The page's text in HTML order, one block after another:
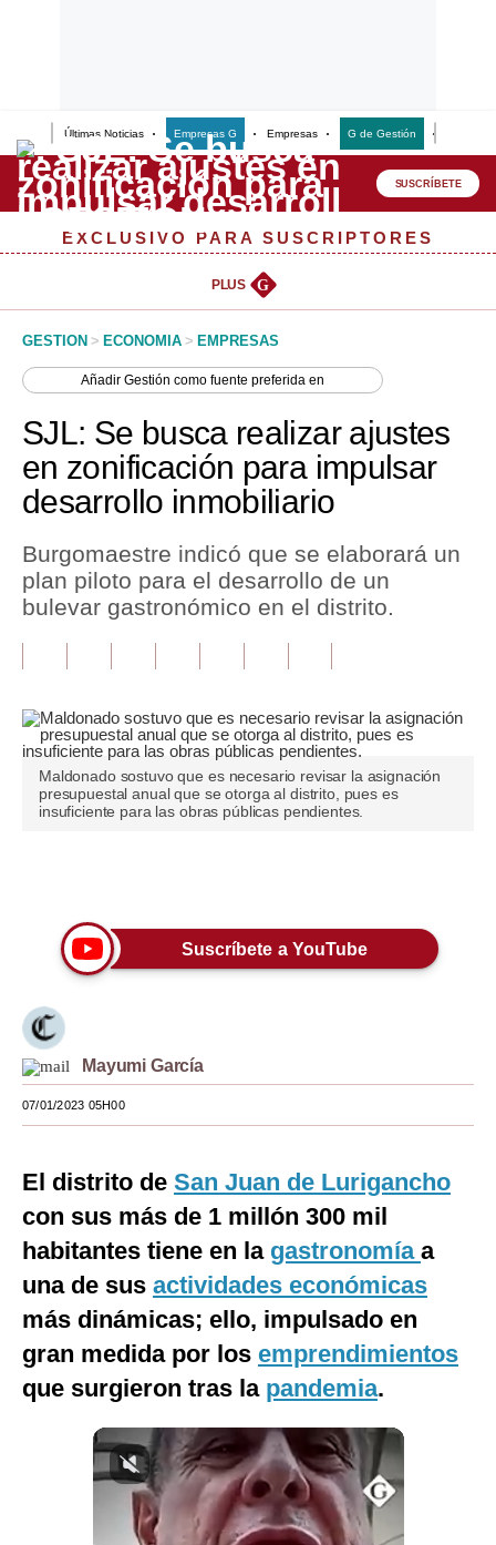
Últimas Noticias Empresas G Empresas G de Gestión
Lo último
Peru Quiosco
Management & Empleo
Perú
Política
Finanzas Personales
Plus G
Opinión
Editorial
Pregunta de hoy
Lujo
Viajes
Moda
Estilos
Mundo
España
Internacional
Club del Suscriptor
G de Gestión
Notas Contratadas
SUSCRÍBETE
EXCLUSIVO PARA SUSCRIPTORES
PLUS G
GESTION > ECONOMIA > EMPRESAS
AñadirGestión como fuente preferida en
SJL: Se busca realizar ajustes
en zonificación para impulsar
desarrollo inmobiliario
Burgomaestre indicó que se elaborará un
plan piloto para el desarrollo de un
bulevar gastronómico en el distrito.
Maldonado sostuvo que es necesario revisar la asignación
presupuestal anual que se otorga al distrito, pues es
insuficiente para las obras públicas pendientes.
Suscríbete a YouTube
Mayumi García
07/01/2023 05H00
El distrito de San Juan de Lurigancho
con sus más de 1 millón 300 mil
habitantes tiene en la gastronomía a
una de sus actividades económicas
más dinámicas; ello, impulsado en
gran medida por los emprendimientos
que surgieron tras la pandemia.